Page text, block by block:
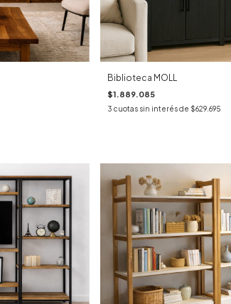
Biblioteca MOLL
$1.889.085
3 cuotas sin interés de $629.695